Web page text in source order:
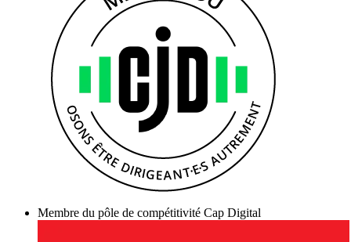
Membre du pôle de compétitivité Cap Digital